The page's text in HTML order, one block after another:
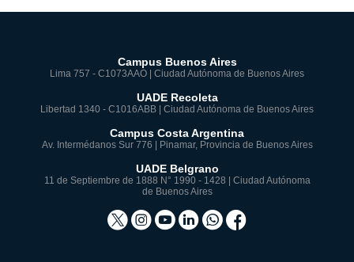
Campus Buenos Aires
Lima 757 - C1073AAO | Ciudad Autónoma de Buenos Aires
UADE Recoleta
Libertad 1340 - C1016ABB | Ciudad Autónoma de Buenos Aires
Campus Costa Argentina
Av. Intermédanos Sur 776 | Pinamar, Provincia de Buenos Aires
UADE Belgrano
11 de Septiembre de 1888 N° 1990 - 1428 | Ciudad Autónoma
de Buenos Aires